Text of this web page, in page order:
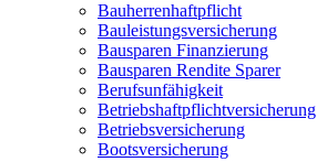
Bauherrenhaftpflicht
Bauleistungsversicherung
Bausparen Finanzierung
Bausparen Rendite Sparer
Berufsunfähigkeit
Betriebshaftpflichtversicherung
Betriebsversicherung
Bootsversicherung